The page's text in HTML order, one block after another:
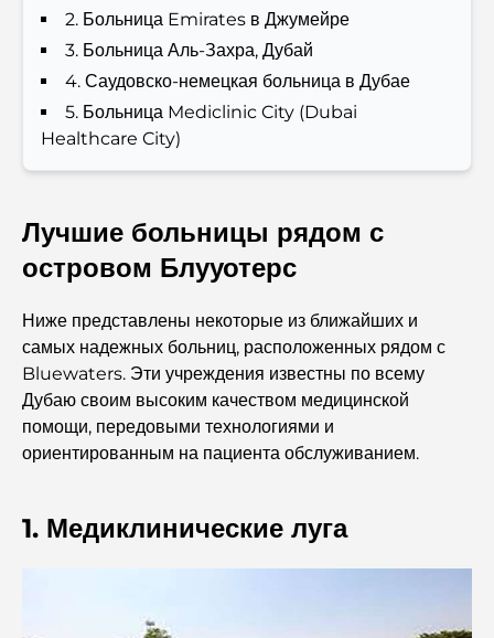
фитнес на высшем уровне.
Полное руководство по ресторанам высокой кухни на
Палм-Джумейра
Государственные больницы Дубая: комплексное
Самый дорогой Lamborghini в истории: полный
список коллекционных экземпляров
Самая дорогая школа GEMS в Дубае: полное
руководство для родителей
для семей
путешествие.
2. Больница Emirates в Джумейре
3. Больница Аль-Захра, Дубай
4. Саудовско-немецкая больница в Дубае
5. Больница Mediclinic City (Dubai
Healthcare City)
Лучшие больницы рядом с
островом Блууотерс
Ниже представлены некоторые из ближайших и
самых надежных больниц, расположенных рядом с
Bluewaters. Эти учреждения известны по всему
Дубаю своим высоким качеством медицинской
помощи, передовыми технологиями и
ориентированным на пациента обслуживанием.
1. Медиклинические луга